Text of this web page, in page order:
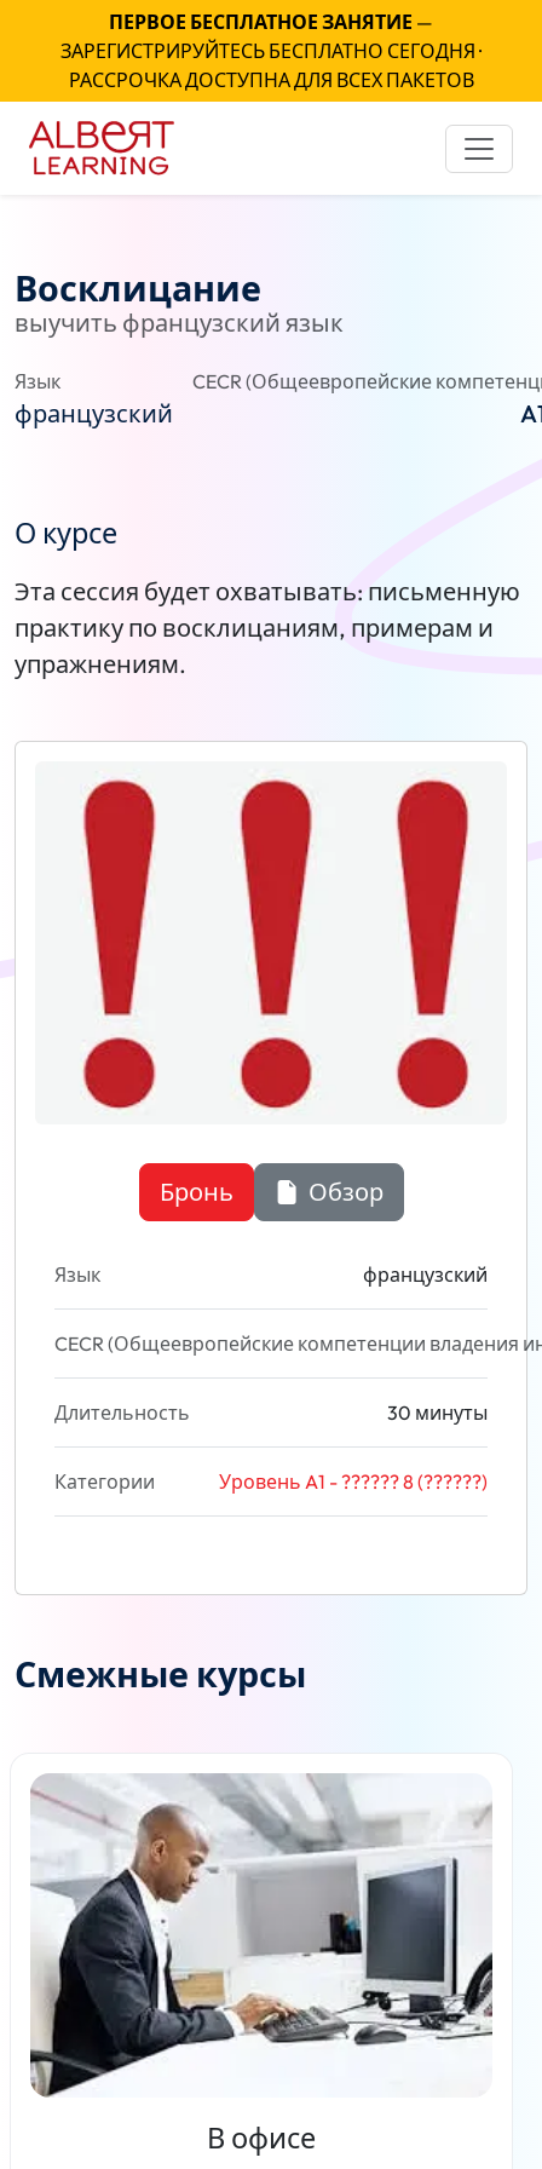
ПЕРВОЕ БЕСПЛАТНОЕ ЗАНЯТИЕ —
ЗАРЕГИСТРИРУЙТЕСЬ БЕСПЛАТНО СЕГОДНЯ ·
РАССРОЧКА ДОСТУПНА ДЛЯ ВСЕХ ПАКЕТОВ
Восклицание
выучить французский язык
Язык
французский
CECR (Общеевропейские
О курсе
Эта сессия будет охватывать: письменную
практику по восклицаниям, примерам и
упражнениям.
Бронь Обзор
Язык французский
CECR (Общеевропейские компетенции владения
Длительность 30 минуты
Категории Уровень A1 - ?????? 8 (??????)
Смежные курсы
В офисе